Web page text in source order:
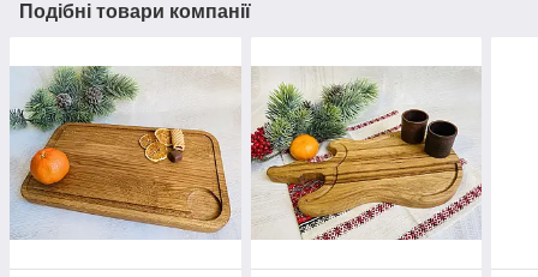
Подібні товари компанії